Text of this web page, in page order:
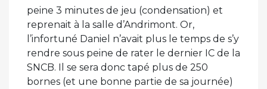
peine 3 minutes de jeu (condensation) et
reprenait à la salle d’Andrimont. Or,
l’infortuné Daniel n’avait plus le temps de s’y
rendre sous peine de rater le dernier IC de la
SNCB. Il se sera donc tapé plus de 250
bornes (et une bonne partie de sa journée)